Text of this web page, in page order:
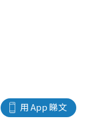
用 App 睇文